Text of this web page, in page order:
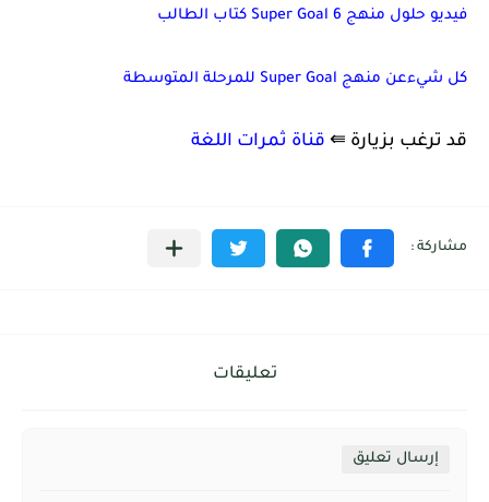
فيديو حلول منهج Super Goal 6 كتاب الطالب
كل شيءعن منهج Super Goal للمرحلة المتوسطة
قد ترغب بزيارة ⇚ قناة ثمرات اللغة
تعليقات
إرسال تعليق